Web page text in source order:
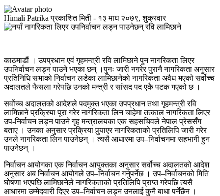
Himali Patrika प्रकाशित मिती - १३ माघ २०७९, शुक्रवार
काठमाडौं । उपप्रधान एवं गृहमन्त्री रवि लामिछाने पुन नागरिकता लिएर
उपनिर्वाचन लड्न पाउने भएका छन् ।पुनः जारी नगरेर पुरानै नागरिकता अनुसार
प्रतिनिधि सभाको निर्वाचन लडेका लामिछानेको नागरिकता अवैध भएको सर्वोच्च
अदालतले फैसला गरेपछि उनको मन्त्री र सांसद पद एकै पटक गएको छ ।
सर्वोच्च अदालतको आदेशले पदमुक्त भएका उपप्रधान तथा गृहमन्त्री रवि
लामिछाने प्रक्रिया पूरा गरेर नागरिकता लिन चाहेमा तत्काल नागरिकता लिएर
उप-निर्वाचन लड्न पाउने गृह मन्त्रालयका एक सहसचिवले नेपाल प्रेससँग
बताए । उनका अनुसार प्रक्रिया पुर्‍याएर नागरिकताको प्रतिलिपि जारी गरेर
उनले नागरिकता लिन पाउनेछन् । त्यसै आधारमा उप–निर्वाचनमा सहभागी हुन
पाउनेछन् ।
निर्वाचन आयोगका एक निर्वाचन आयुक्तका अनुसार सर्वोच्च अदालतको आदेश
अनुसार अब निर्वाचन आयोगले उप–निर्वाचन गर्नुपर्नेछ । उप–निर्वाचनको मिति
घोषणा भएपछि लामिछानेले नागरिकताको प्रतिलिपि प्राप्त गरेपछि त्यसै
आधारमा उम्मेदवारी दिएर उप–निर्वाचन लड्न उनलाई कुनै बाधा पर्नेछैन ।